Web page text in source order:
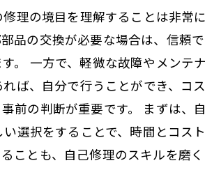
理の境目を理解することは非
品の交換が必要な場合は、信頼
。 一方で、軽微な故障やメン
ば、自分で行うことができ、
前の判断が重要です。 まずは
選択をすることで、時間とコ
ことも、自己修理のスキルを磨く